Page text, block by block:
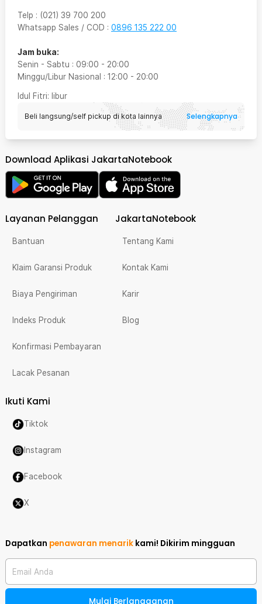
Telp : (021) 39 700 200
Whatsapp Sales / COD : 0896 135 222 00
Jam buka:
Senin - Sabtu : 09:00 - 20:00
Minggu/Libur Nasional : 12:00 - 20:00
Idul Fitri: libur
Beli langsung/self pickup di kota lainnya Selengkapnya
Download Aplikasi JakartaNotebook
Layanan Pelanggan
Bantuan
Klaim Garansi Produk
Biaya Pengiriman
Indeks Produk
Konfirmasi Pembayaran
Lacak Pesanan
JakartaNotebook
Tentang Kami
Kontak Kami
Karir
Blog
Ikuti Kami
Tiktok
Instagram
Facebook
X
Dapatkan penawaran menarik kami! Dikirim mingguan
Email Anda
Mulai Berlangganan